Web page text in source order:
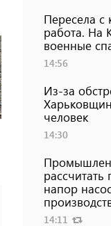
Пересела с
работа. На
военные
14:56
Из-за
человек
14:30
рассчитать
напор
14:11